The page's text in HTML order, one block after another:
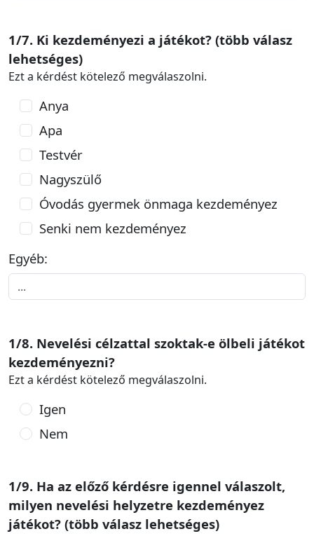
1/7. Ki kezdeményezi a játékot? (több válasz
lehetséges)
Ezt a kérdést kötelező megválaszolni.
Anya
Apa
Testvér
Nagyszülő
Óvodás gyermek önmaga kezdeményez
Senki nem kezdeményez
Egyéb:
1/8. Nevelési célzattal szoktak-e ölbeli játékot
kezdeményezni?
Ezt a kérdést kötelező megválaszolni.
Igen
Nem
1/9. Ha az előző kérdésre igennel válaszolt,
milyen nevelési helyzetre kezdeményez
játékot? (több válasz lehetséges)